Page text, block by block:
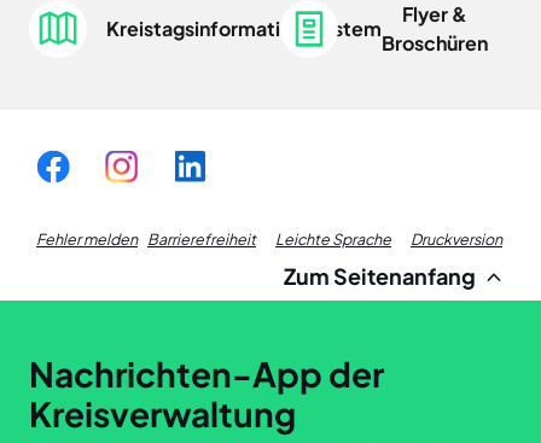
Kreistagsinformationssystem
Flyer &
Broschüren
Fehler melden Fußzeile
Links
Barrierefreiheit Leichte Sprache Druckversion
Zum Seitenanfang
Nachrichten-App der
Kreisverwaltung